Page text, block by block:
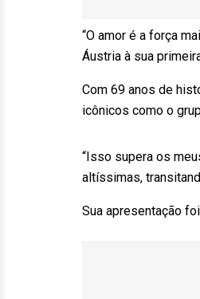
“O amor é a força
Áustria à sua
Com 69 anos de
icônicos como o
“Isso supera os
altíssimas,
Sua apresentação